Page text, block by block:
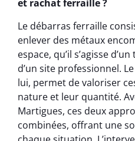
et rachat ferraille ?
Le débarras ferraille
enlever des métaux
espace, qu’il s’agisse
d’un site professionnel.
lui, permet de valoriser
nature et leur quantité.
Martigues, ces deux
combinées, offrant une